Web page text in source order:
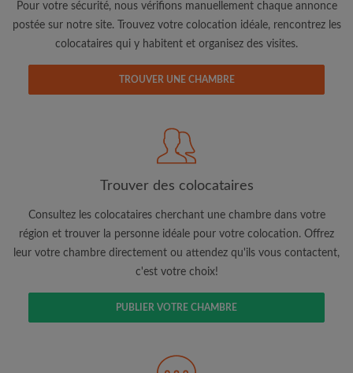
J'ai lu, compris et accepte les Conditions d'utilisation
CRÉER PROFIL
Je souhaite recevoir des offres exclusives et des mises à
Pour votre sécurité, nous vérifions manuellement chaque annonce
postée sur notre site. Trouvez votre colocation idéale, rencontrez les
colocataires qui y habitent et organisez des visites.
TROUVER UNE CHAMBRE
Trouver des colocataires
Consultez les colocataires cherchant une chambre dans votre
région et trouver la personne idéale pour votre colocation. Offrez
leur votre chambre directement ou attendez qu'ils vous contactent,
c'est votre choix!
PUBLIER VOTRE CHAMBRE